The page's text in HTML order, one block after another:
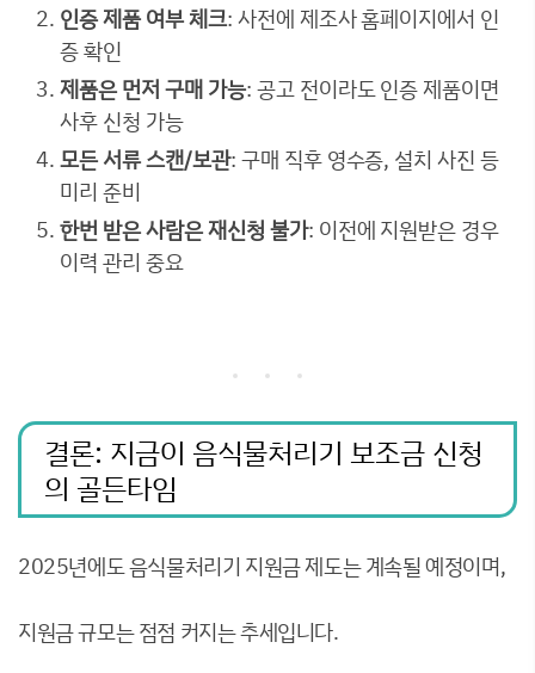
인증 제품 여부 체크: 사전에 제조사 홈페이지에서 인
증 확인
제품은 먼저 구매 가능: 공고 전이라도 인증 제품이면
사후 신청 가능
모든 서류 스캔/보관: 구매 직후 영수증, 설치 사진 등
미리 준비
한번 받은 사람은 재신청 불가: 이전에 지원받은 경우
이력 관리 중요
결론: 지금이 음식물처리기 보조금 신청
의 골든타임
2025년에도 음식물처리기 지원금 제도는 계속될 예정이며,
지원금 규모는 점점 커지는 추세입니다.